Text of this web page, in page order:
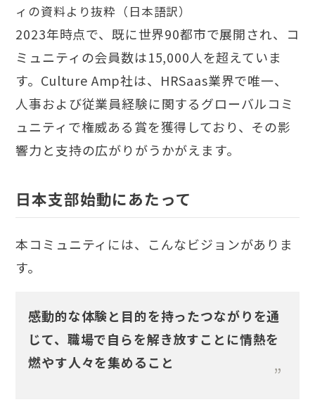
ィの資料より抜粋（日本語訳）
2023年時点で、既に世界90都市で展開され、コ
ミュニティの会員数は15,000人を超えていま
す。Culture Amp社は、HRSaas業界で唯一、
人事および従業員経験に関するグローバルコミ
ュニティで権威ある賞を獲得しており、その影
響力と支持の広がりがうかがえます。
日本支部始動にあたって
本コミュニティ には、こんなビジョンがありま
す。
感動的な体験と目的を持ったつながりを通
じて、職場で自らを解き放すことに情熱を
燃やす人々を集めること